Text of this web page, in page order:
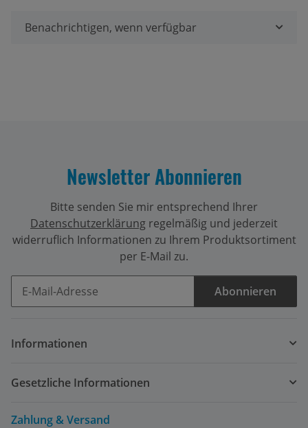
Benachrichtigen, wenn verfügbar
Newsletter Abonnieren
Bitte senden Sie mir entsprechend Ihrer
Datenschutzerklärung regelmäßig und jederzeit
widerruflich Informationen zu Ihrem Produktsortiment
per E-Mail zu.
Abonnieren
Informationen
Gesetzliche Informationen
Zahlung & Versand